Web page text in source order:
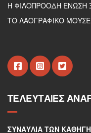
Η ΦΙΛΟΠΡΟΟΔΗ ΕΝΩΣΗ
ΤΟ ΛΑΟΓΡΑΦΙΚΟ
ΤΕΛΕΥΤΑΊΕΣ
ΣΥΝΑΥΛΊΑ ΤΩΝ